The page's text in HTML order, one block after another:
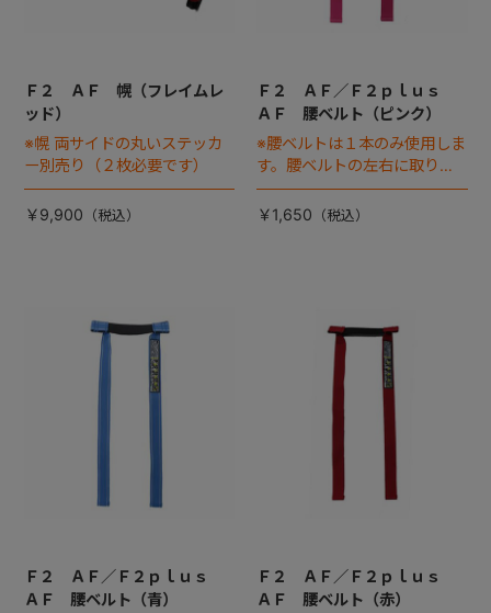
Ｆ２ ＡＦ 幌（フレイムレ
ッド）
※幌 両サイドの丸いステッカ
ー別売り（２枚必要です）
￥9,900
Ｆ２ ＡＦ／Ｆ２ｐｌｕｓ
ＡＦ 腰ベルト（ピンク）
※腰ベルトは１本のみ使用しま
す。腰ベルトの左右に取り付
ける腰バックル（差込バック
ル）は別売りです
￥1,650
Ｆ２ ＡＦ／Ｆ２ｐｌｕｓ
ＡＦ 腰ベルト（青）
Ｆ２ ＡＦ／Ｆ２ｐｌｕｓ
ＡＦ 腰ベルト（赤）